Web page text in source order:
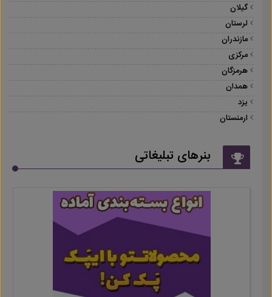
گیلان
لرستان
مازندران
مرکزی
هرمزگان
همدان
یزد
ارمنستان
بنرهای تبلیغاتی